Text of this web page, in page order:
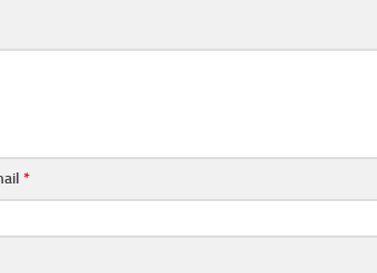
*